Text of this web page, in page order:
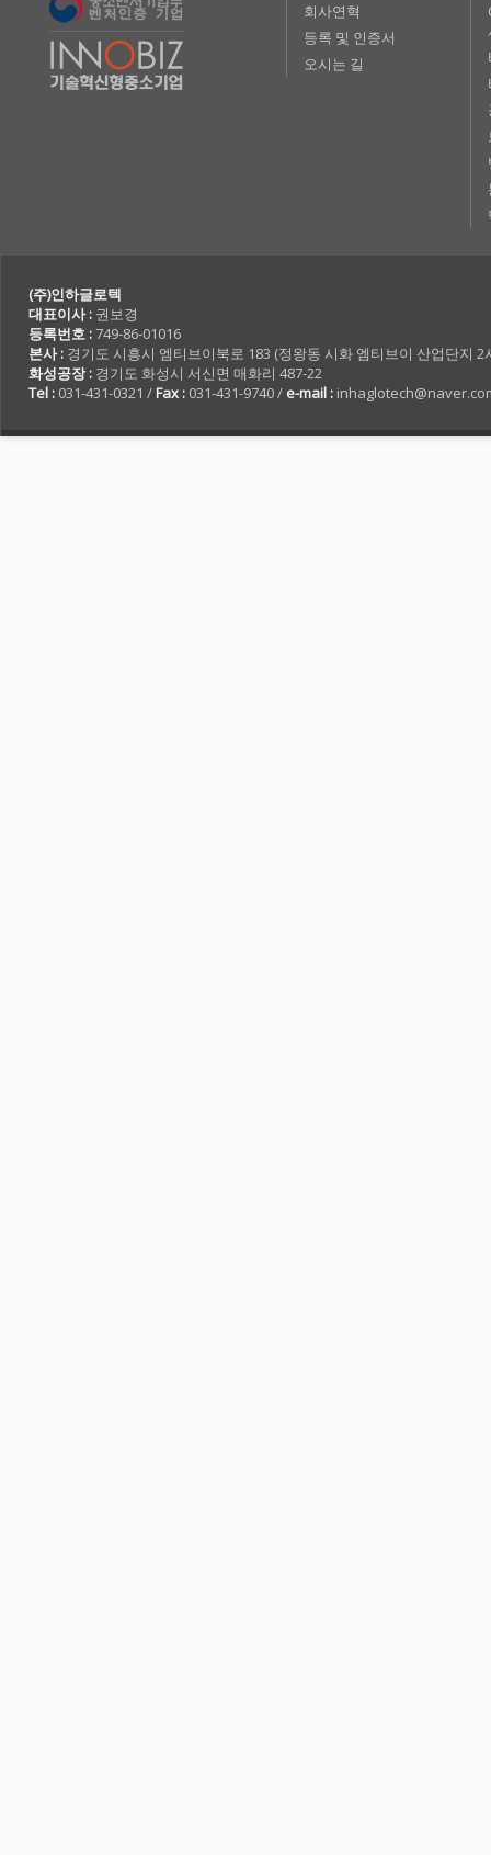
회사연혁
등록 및 인증서
오시는 길
(주)인하글로텍
대표이사 : 권보경
등록번호 : 749-86-01016
본사 : 경기도 시흥시 엠티브이북로 183 (정왕동 시화 엠티브이 산업단지 2
화성공장 : 경기도 화성시 서신면 매화리 487-22
Tel : 031-431-0321 /Fax : 031-431-9740 / e-mail :